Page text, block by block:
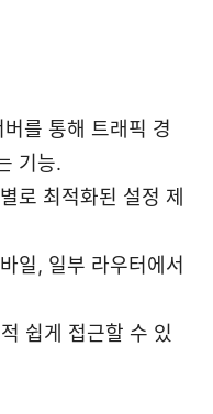
를 통해 트래픽 경
기능.
로 최적화된 설정 제
일, 일부 라우터에서
쉽게 접근할 수 있